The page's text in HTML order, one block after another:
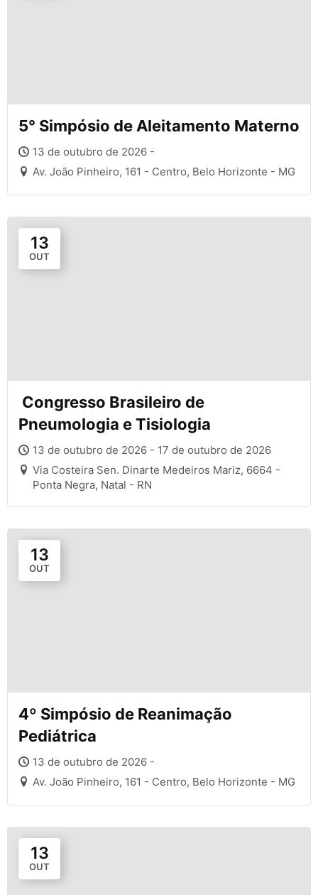
5° Simpósio de Aleitamento Materno
13 de outubro de 2026 -
Av. João Pinheiro, 161 - Centro, Belo Horizonte - MG
13
OUT
Congresso Brasileiro de
Pneumologia e Tisiologia
13 de outubro de 2026 - 17 de outubro de 2026
Via Costeira Sen. Dinarte Medeiros Mariz, 6664 -
Ponta Negra, Natal - RN
13
OUT
4º Simpósio de Reanimação
Pediátrica
13 de outubro de 2026 -
Av. João Pinheiro, 161 - Centro, Belo Horizonte - MG
13
OUT